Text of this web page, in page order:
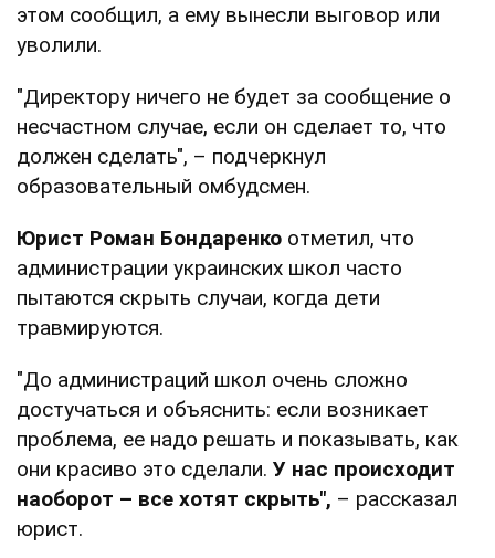
этом сообщил, а ему вынесли выговор или
уволили.
"Директору ничего не будет за сообщение о
несчастном случае, если он сделает то, что
должен сделать", – подчеркнул
образовательный омбудсмен.
Юрист Роман Бондаренко отметил, что
администрации украинских школ часто
пытаются скрыть случаи, когда дети
травмируются.
"До администраций школ очень сложно
достучаться и объяснить: если возникает
проблема, ее надо решать и показывать, как
они красиво это сделали. У нас происходит
наоборот – все хотят скрыть", – рассказал
юрист.